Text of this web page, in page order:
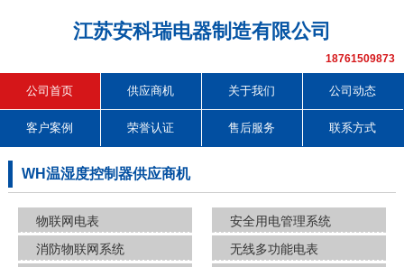
江苏安科瑞电器制造有限公司
18761509873
公司首页 供应商机 关于我们 公司动态
客户案例 荣誉认证 售后服务 联系方式
WH温湿度控制器供应商机
物联网电表
安全用电管理系统
消防物联网系统
无线多功能电表